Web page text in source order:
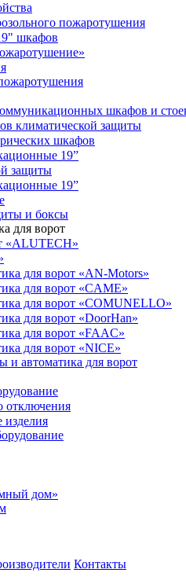
пожаротушения
шкафов
шкафов и
климатической защиты
шкафов
19”
защиты
19”
и боксы
для ворот
«ALUTECH»
для ворот «AN-Motors»
для ворот «CAME»
для ворот «COMUNELLO»
для ворот «DoorHan»
для ворот «FAAC»
для ворот «NICE»
и автоматика для ворот
отключения
изделия
дом»
Контакты